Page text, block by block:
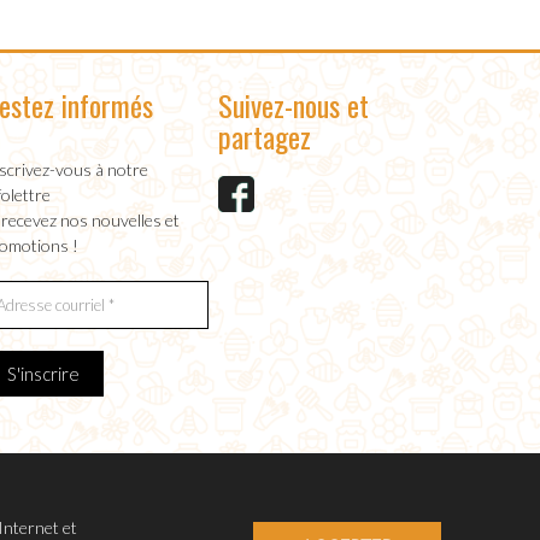
informés
vous à notre
nos nouvelles et
!
S'inscrire
Suivez-nous et
partagez
et